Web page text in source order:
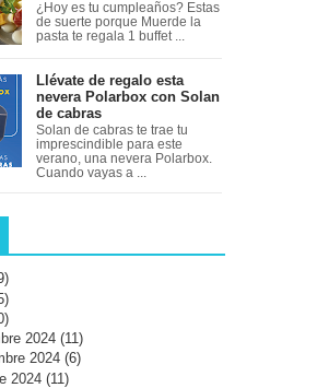
¿Hoy es tu cumpleaños? Estas
de suerte porque Muerde la
pasta te regala 1 buffet ...
Llévate de regalo esta
nevera Polarbox con Solan
de cabras
Solan de cabras te trae tu
imprescindible para este
verano, una nevera Polarbox.
Cuando vayas a ...
2024 (11)
2024 (6)
2024 (11)